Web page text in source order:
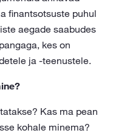
finantsotsuste puhul
aegade saabudes
kes on
ja -teenustele.
Kas ma pean
kohale minema?